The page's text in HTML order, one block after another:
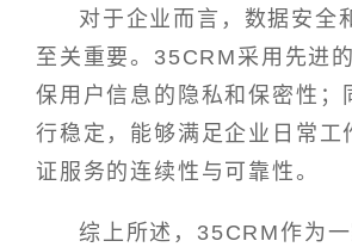
对于企业而言，数据安全
至关重要。35CRM采用先进
保用户信息的隐私和保密性；
行稳定，能够满足企业日常工
证服务的连续性与可靠性。
综上所述，35CRM作为